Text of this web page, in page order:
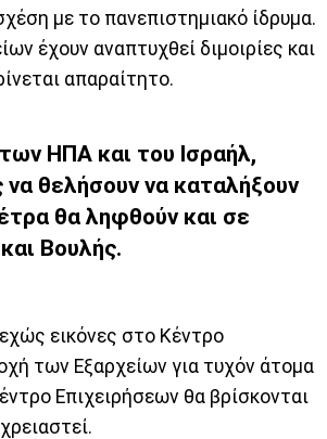
με το πανεπιστημιακό ίδρυμα.
έχουν αναπτυχθεί διμοιρίες και
απαραίτητο.
ΗΠΑ και του Ισραήλ,
θελήσουν να καταλήξουν
θα ληφθούν και σε
Βουλής.
εικόνες στο Κέντρο
των Εξαρχείων για τυχόν άτομα
Επιχειρήσεων θα βρίσκονται